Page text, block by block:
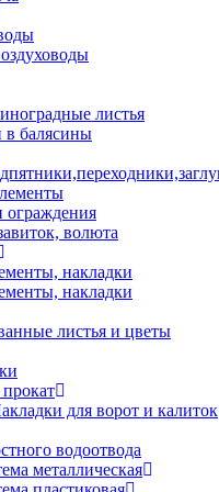
листья
в балясины
ограждения
волюта
накладки
накладки
листья и цветы
для ворот и калиток
водоотвода
металлическая